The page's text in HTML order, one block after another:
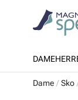
DAME
Dame Sko